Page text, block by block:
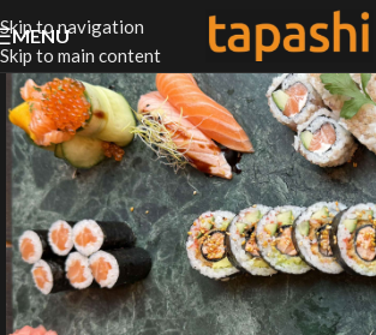
Skip to navigation
Skip to main content
MENU